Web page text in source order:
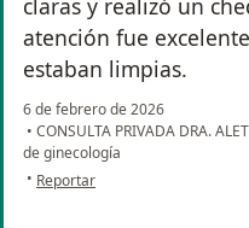
claras y realizó un
atención fue
estaban limpias.
6 de febrero de 2026
• CONSULTA PRIVADA DRA.
de ginecología
• en opinión del usuario Nelly
Reportar